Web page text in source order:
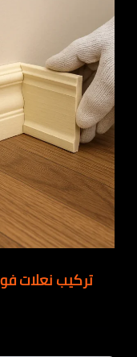
تركيب نعلات